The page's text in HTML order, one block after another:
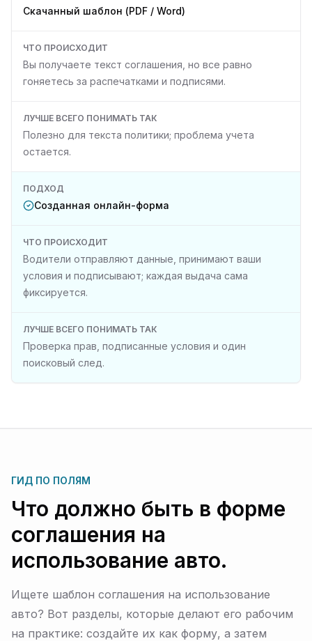
Скачанный шаблон (PDF / Word)
ЧТО ПРОИСХОДИТ
Вы получаете текст соглашения, но все равно
гоняетесь за распечатками и подписями.
ЛУЧШЕ ВСЕГО ПОНИМАТЬ ТАК
Полезно для текста политики; проблема учета
остается.
ПОДХОД
Созданная онлайн-форма
ЧТО ПРОИСХОДИТ
Водители отправляют данные, принимают ваши
условия и подписывают; каждая выдача сама
фиксируется.
ЛУЧШЕ ВСЕГО ПОНИМАТЬ ТАК
Проверка прав, подписанные условия и один
поисковый след.
ГИД ПО ПОЛЯМ
Что должно быть в форме
соглашения на
использование авто.
Ищете шаблон соглашения на использование
авто? Вот разделы, которые делают его рабочим
на практике: создайте их как форму, а затем